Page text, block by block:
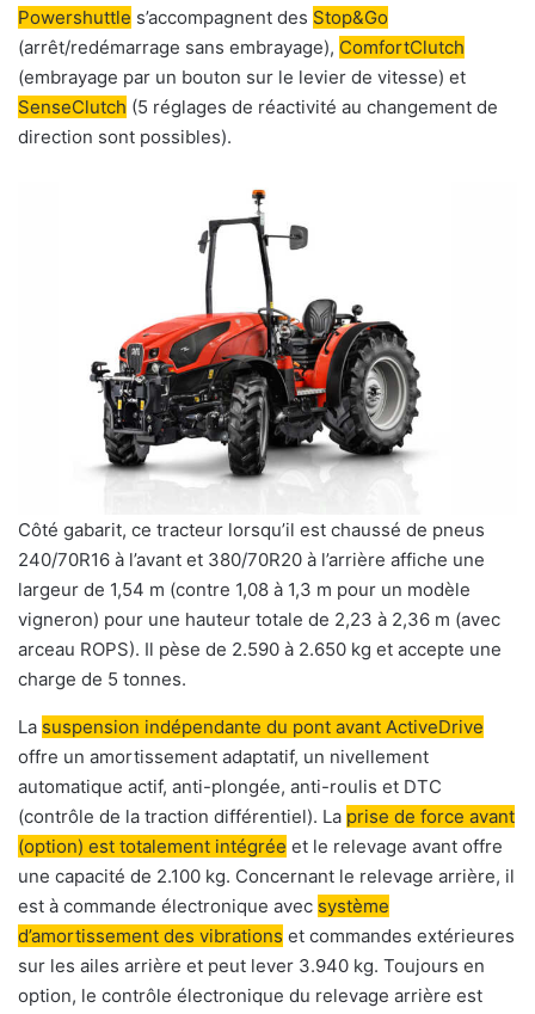
Powershuttle s’accompagnent des Stop&Go
(arrêt/redémarrage sans embrayage), ComfortClutch
(embrayage par un bouton sur le levier de vitesse) et
SenseClutch (5 réglages de réactivité au changement de
direction sont possibles).
Côté gabarit, ce tracteur lorsqu’il est chaussé de pneus
240/70R16 à l’avant et 380/70R20 à l’arrière affiche une
largeur de 1,54 m (contre 1,08 à 1,3 m pour un modèle
vigneron) pour une hauteur totale de 2,23 à 2,36 m (avec
arceau ROPS). Il pèse de 2.590 à 2.650 kg et accepte une
charge de 5 tonnes.
La suspension indépendante du pont avant ActiveDrive
offre un amortissement adaptatif, un nivellement
automatique actif, anti-plongée, anti-roulis et DTC
(contrôle de la traction différentiel). La prise de force avant
(option) est totalement intégrée et le relevage avant offre
une capacité de 2.100 kg. Concernant le relevage arrière, il
est à commande électronique avec système
d’amortissement des vibrations et commandes extérieures
sur les ailes arrière et peut lever 3.940 kg. Toujours en
option, le contrôle électronique du relevage arrière est